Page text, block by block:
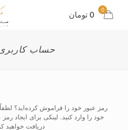
0 0 تومان
حساب
رمز عبور خود را فراموش کرده‌اید؟
خود را وارد کنید. لینکی برای ایجاد
دریافت خواهید